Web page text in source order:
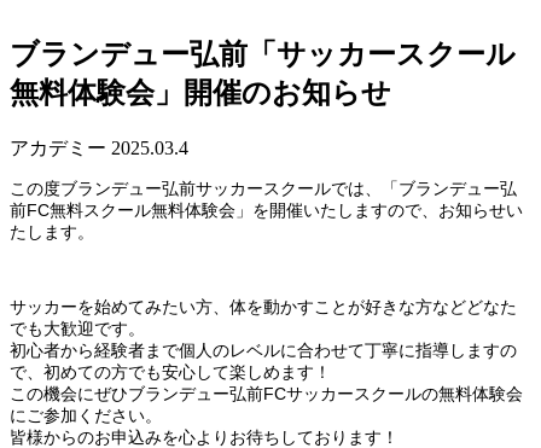
ブランデュー弘前「サッカースクール
無料体験会」開催のお知らせ
アカデミー 2025.03.4
この度ブランデュー弘前サッカースクールでは、「ブランデュー弘
前FC無料スクール無料体験会」を開催いたしますので、お知らせい
たします。
サッカーを始めてみたい方、体を動かすことが好きな方などどなた
でも大歓迎です。
初心者から経験者まで個人のレベルに合わせて丁寧に指導しますの
で、初めての方でも安心して楽しめます！
この機会にぜひブランデュー弘前FCサッカースクールの無料体験会
にご参加ください。
皆様からのお申込みを心よりお待ちしております！